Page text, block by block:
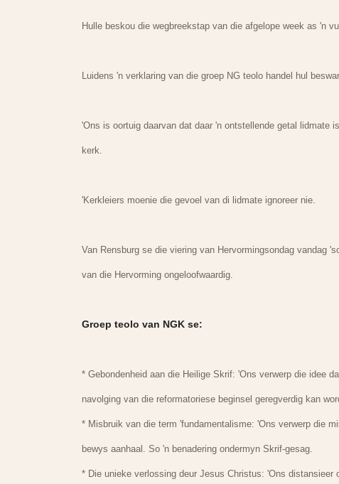
Hulle beskou die wegbreekstap van die afgelope week as 'n
Luidens 'n verklaring van die groep NG teolo handel hul
'Ons is oortuig daarvan dat daar 'n ontstellende getal lidmate
kerk.
'Kerkleiers moenie die gevoel van di lidmate ignoreer nie.
Van Rensburg se die viering van Hervormingsondag vandag
van die Hervorming ongeloofwaardig.
Groep teolo van NGK se:
* Gebondenheid aan die Heilige Skrif: 'Ons verwerp die idee
navolging van die reformatoriese beginsel geregverdig kan
* Misbruik van die term 'fundamentalisme: 'Ons verwerp die
bewys aanhaal. So 'n benadering ondermyn Skrif-gesag.
* Die unieke verlossing deur Jesus Christus: 'Ons